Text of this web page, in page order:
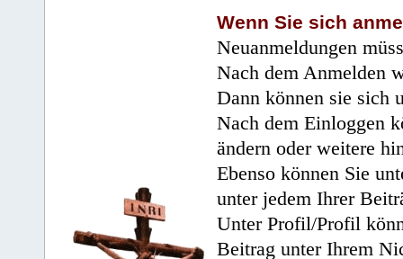
Wenn Sie sich
Neuanmeldungen
Nach dem Anmelden
Dann können sie sich
Nach dem Einloggen
ändern oder weitere
Ebenso können Sie
unter jedem Ihrer
Unter Profil/Profil
Beitrag unter Ihrem